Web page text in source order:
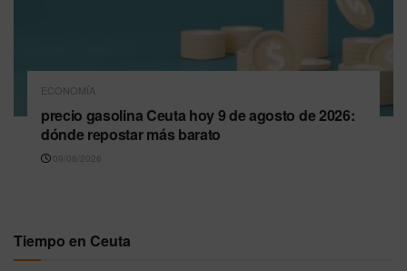
ECONOMÍA
precio gasolina Ceuta hoy 9 de agosto de 2026:
dónde repostar más barato
09/08/2026
Tiempo en Ceuta